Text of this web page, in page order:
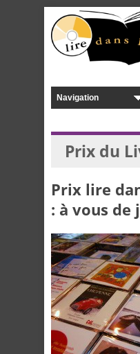
Prix du
Prix lire
: à vous de